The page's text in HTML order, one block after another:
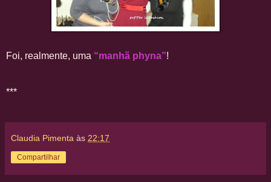
Foi, realmente, uma “manhã phyna”!
***
Claudia Pimenta às 22:17
Compartilhar